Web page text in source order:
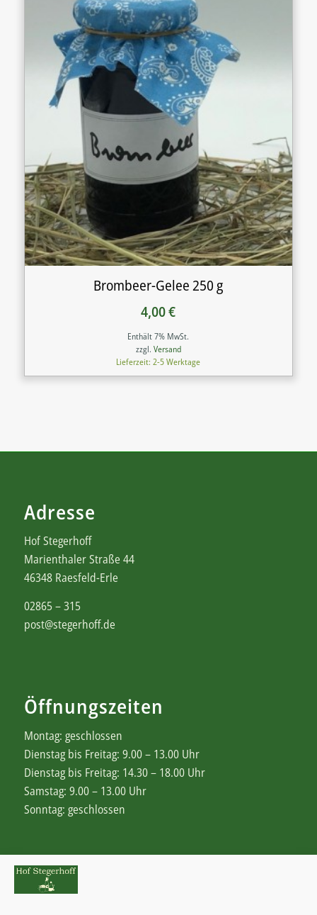
Brombeer-Gelee 250 g
4,00€
Enthält 7% MwSt.
zzgl. Versand
Lieferzeit: 2-5 Werktage
Adresse
Hof Stegerhoff
Marienthaler Straße 44
46348 Raesfeld-Erle
02865 – 315
post@stegerhoff.de
Öffnungszeiten
Montag: geschlossen
Dienstag bis Freitag: 9.00 – 13.00 Uhr
Dienstag bis Freitag: 14.30 – 18.00 Uhr
Samstag: 9.00 – 13.00 Uhr
Sonntag: geschlossen
Rechtliches